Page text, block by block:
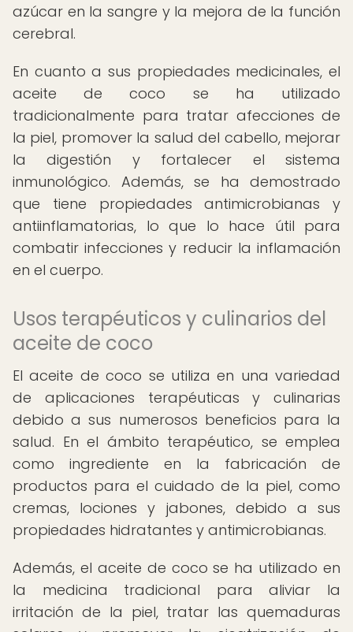
azúcar en la sangre y la mejora de la función
cerebral.
En cuanto a sus propiedades medicinales, el
aceite de coco se ha utilizado
tradicionalmente para tratar afecciones de
la piel, promover la salud del cabello, mejorar
la digestión y fortalecer el sistema
inmunológico. Además, se ha demostrado
que tiene propiedades antimicrobianas y
antiinflamatorias, lo que lo hace útil para
combatir infecciones y reducir la inflamación
en el cuerpo.
Usos terapéuticos y culinarios del
aceite de coco
El aceite de coco se utiliza en una variedad
de aplicaciones terapéuticas y culinarias
debido a sus numerosos beneficios para la
salud. En el ámbito terapéutico, se emplea
como ingrediente en la fabricación de
productos para el cuidado de la piel, como
cremas, lociones y jabones, debido a sus
propiedades hidratantes y antimicrobianas.
Además, el aceite de coco se ha utilizado en
la medicina tradicional para aliviar la
irritación de la piel, tratar las quemaduras